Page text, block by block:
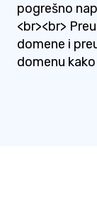
pogrešno
<br><br>
domene i
domenu